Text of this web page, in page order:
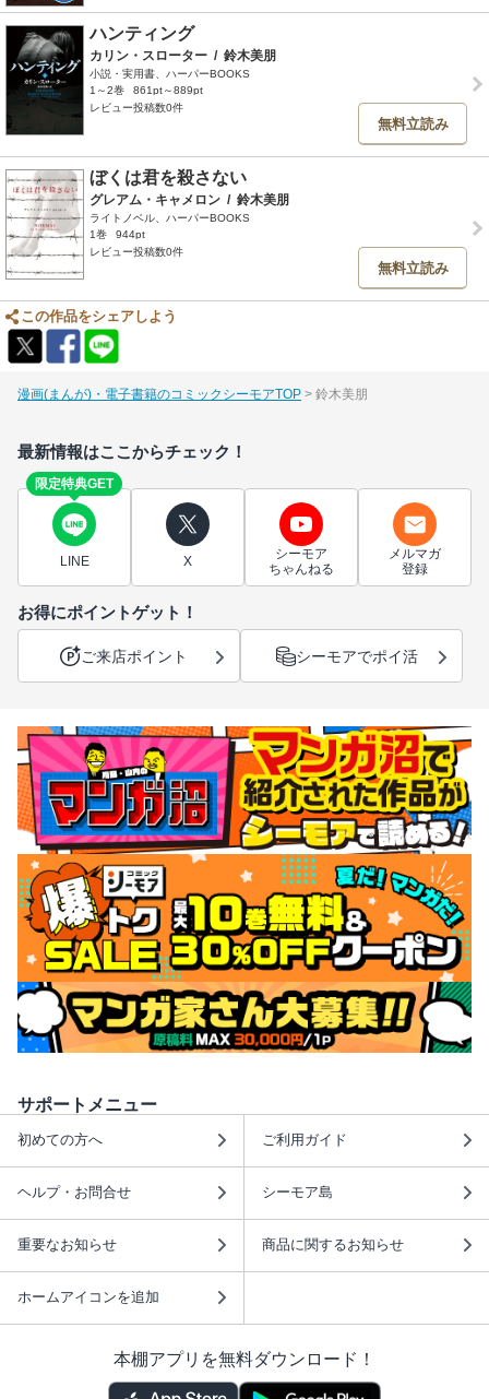
ハンティング
カリン・スローター / 鈴木美朋
小説・実用書、ハーパーBOOKS
1～2巻
861pt～889pt
レビュー投稿数0件
無料立読み
ぼくは君を殺さない
グレアム・キャメロン / 鈴木美朋
ライトノベル、ハーパーBOOKS
1巻
944pt
レビュー投稿数0件
無料立読み
この作品をシェアしよう
漫画(まんが)・電子書籍のコミックシーモアTOP 鈴木美朋
最新情報はここからチェック！
限定特典GET
LINE X
シーモア
ちゃんねる
メルマガ
登録
お得にポイントゲット！
ご来店ポイント シーモアでポイ活
サポートメニュー
初めての方へ ご利用ガイド
ヘルプ・お問合せ シーモア島
重要なお知らせ 商品に関するお知らせ
ホームアイコンを追加
本棚アプリを無料ダウンロード！